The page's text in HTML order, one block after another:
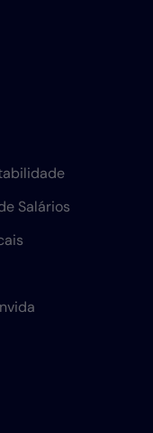
Salários